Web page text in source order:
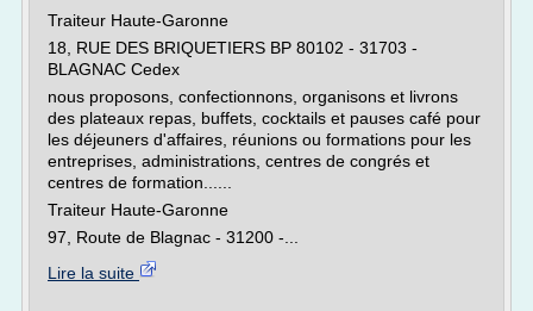
Traiteur Haute-Garonne
18, RUE DES BRIQUETIERS BP 80102 - 31703 -
BLAGNAC Cedex
nous proposons, confectionnons, organisons et livrons
des plateaux repas, buffets, cocktails et pauses café pour
les déjeuners d'affaires, réunions ou formations pour les
entreprises, administrations, centres de congrés et
centres de formation......
Traiteur Haute-Garonne
97, Route de Blagnac - 31200 -...
Lire la suite